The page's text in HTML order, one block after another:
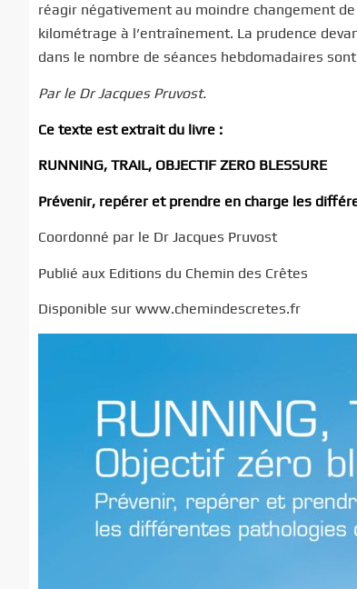
réagir négativement au moindre changement
kilométrage à l’entraînement. La prudence
dans le nombre de séances hebdomadaires
Par le Dr Jacques Pruvost.
Ce texte est extrait du livre :
RUNNING, TRAIL, OBJECTIF ZERO BLESSURE
Prévenir, repérer et prendre en charge les
Coordonné par le Dr Jacques Pruvost
Publié aux Editions du Chemin des Crêtes
Disponible sur www.chemindescretes.fr